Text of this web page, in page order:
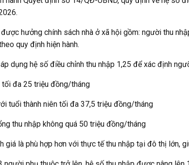
hưởng chính sách nhà ở xã hội gồm: người thu
quy định hiện hành.
dụng hệ số điều chỉnh thu nhập 1,25 để xác định
đa 25 triệu đồng/tháng
tuổi thành niên tối đa 37,5 triệu đồng/tháng
thu nhập không quá 50 triệu đồng/tháng
giá là phù hợp hơn với thực tế thu nhập tại đô thị lớn,